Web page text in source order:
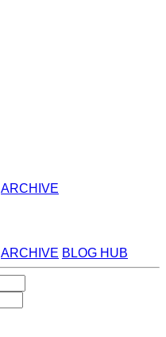
ARCHIVE
ARCHIVE BLOG HUB